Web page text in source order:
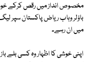
مخصوص انداز میں رقص کرکے
باؤلر وہاب ریاض پاکستان سپر
میں ان رہے۔
اپنی خوشی کا اظہار وہ کسی بلے